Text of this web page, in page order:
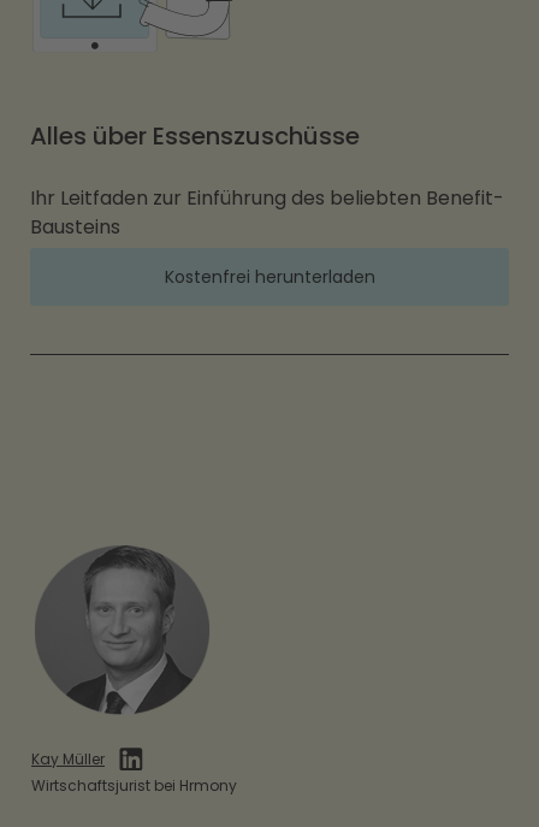
Alles über Essenszuschüsse
Ihr Leitfaden zur Einführung des beliebten Benefit-
Bausteins
Kostenfrei herunterladen
Kay Müller
Wirtschaftsjurist bei Hrmony